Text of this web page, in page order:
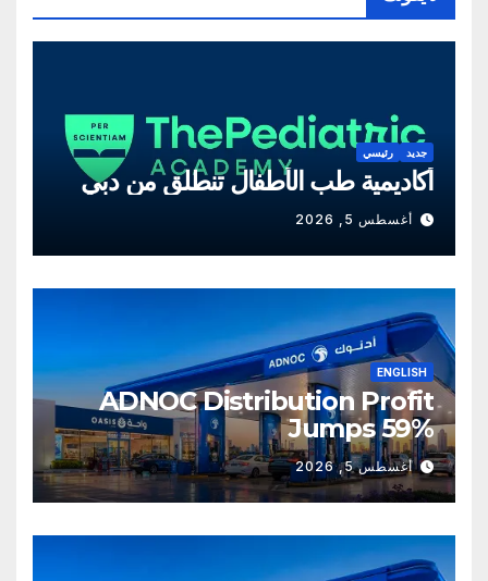
جديد رئيسي
أكاديمية طب الأطفال تنطلق من دبي
أغسطس 5, 2026
ENGLISH
ADNOC Distribution Profit
Jumps 59%
أغسطس 5, 2026